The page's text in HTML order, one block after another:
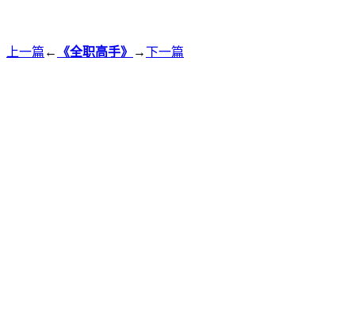
上一篇 ← 《全职高手》 →下一篇